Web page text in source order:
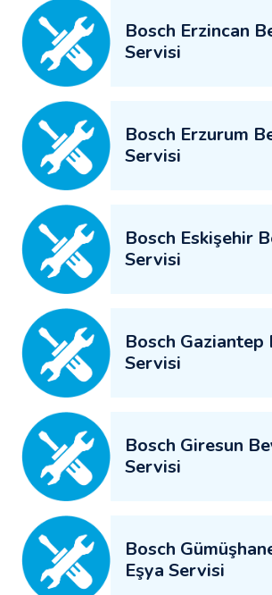
Bosch Erzincan
Servisi
Bosch Erzurum
Servisi
Bosch Eskişehir
Servisi
Bosch Gaziantep
Servisi
Bosch Giresun
Servisi
Bosch
Eşya Servisi